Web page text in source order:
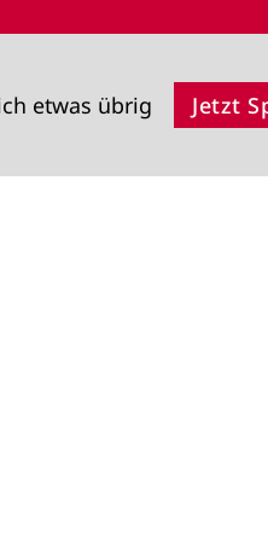
etwas übrig Jetzt